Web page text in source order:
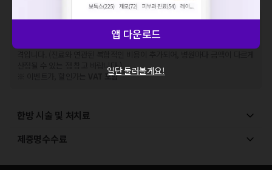
※비급여 항목의 경우,추가비용 등으로 실제 가격과 상이할 수 있으니, 정확
한 가격은 해당 의료기관에 직접 문의해주세요.
건강보험심사평가원
산정될 수 있는 점 참고 바랍니다.)
VAT 포함
한방 시술 및 처치료
제증명수수료
앱 다운로드
일단 둘러볼게요!